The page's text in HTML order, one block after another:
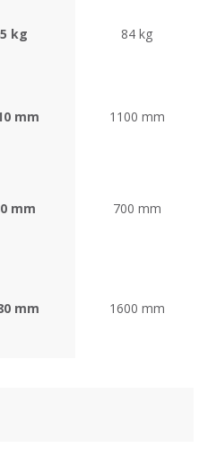
kg 84 kg
mm 1100 mm
mm 700 mm
mm 1600 mm